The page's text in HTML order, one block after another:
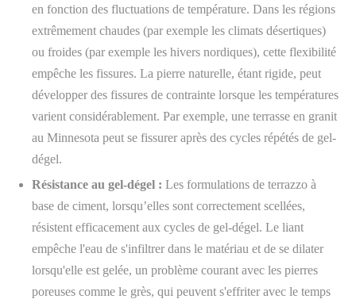
en fonction des fluctuations de température. Dans les régions
extrêmement chaudes (par exemple les climats désertiques)
ou froides (par exemple les hivers nordiques), cette flexibilité
empêche les fissures. La pierre naturelle, étant rigide, peut
développer des fissures de contrainte lorsque les températures
varient considérablement. Par exemple, une terrasse en granit
au Minnesota peut se fissurer après des cycles répétés de gel-
dégel.
Résistance au gel-dégel : Les formulations de terrazzo à
base de ciment, lorsqu’elles sont correctement scellées,
résistent efficacement aux cycles de gel-dégel. Le liant
empêche l'eau de s'infiltrer dans le matériau et de se dilater
lorsqu'elle est gelée, un problème courant avec les pierres
poreuses comme le grès, qui peuvent s'effriter avec le temps